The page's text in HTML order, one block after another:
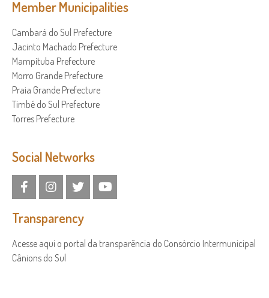
Member Municipalities
Cambará do Sul Prefecture
Jacinto Machado Prefecture
Mampituba Prefecture
Morro Grande Prefecture
Praia Grande Prefecture
Timbé do Sul Prefecture
Torres Prefecture
Social Networks
Transparency
Acesse aqui o portal da transparência do Consórcio Intermunicipal
Cânions do Sul